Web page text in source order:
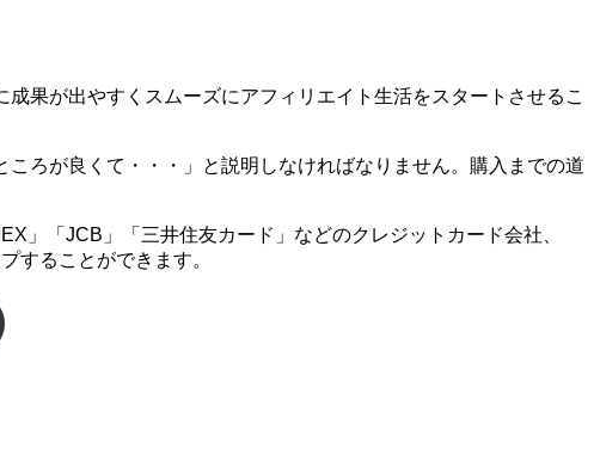
果が出やすくスムーズにアフィリエイト生活をスタートさせるこ
ろが良くて・・・」と説明しなければなりません。購入までの道
」「JCB」「三井住友カード」などのクレジットカード会社、
することができます。